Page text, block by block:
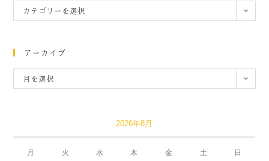
カテゴリーを選択
アーカイブ
月を選択
2026年8月
月 火 水 木 金 土 日